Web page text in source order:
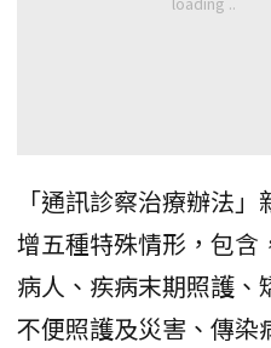
「通訊診察治療辦法
增五種特殊情形，包含
病人、疾病末期照護、
不便照護及災害、傳染